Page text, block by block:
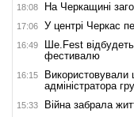
18:08 На Черкащині
17:06 У центрі Черкас
16:49
Ше.Fest
фестивалю
16:15
адміністратора
15:33 Війна забрала